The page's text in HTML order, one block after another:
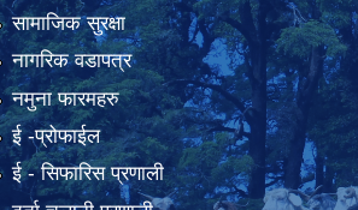
सामाजिक सुरक्षा
नागरिक वडापत्र
नमुना फारमहरु
ई -प्रोफाईल
ई‍ - सिफारिस प्रणाली